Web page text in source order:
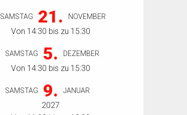
SAMSTAG 21. NOVEMBER
Von 14:30 bis zu 15:30
SAMSTAG 5. DEZEMBER
Von 14:30 bis zu 15:30
SAMSTAG 9. JANUAR
2027